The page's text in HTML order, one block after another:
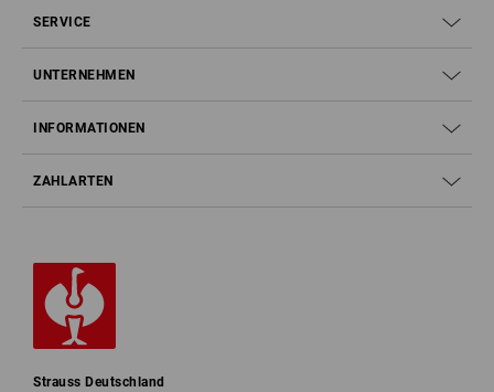
SERVICE
UNTERNEHMEN
INFORMATIONEN
ZAHLARTEN
Strauss Deutschland